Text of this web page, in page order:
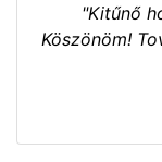
"Kitűnő
Köszönöm!